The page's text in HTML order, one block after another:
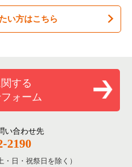
却物件の案件一覧
の案件一覧
却物件の案件一覧
案件一覧
き売却物件の案件一覧
案件一覧
居抜き売却物件の案件一覧
案件一覧
案件一覧
の案件一覧
の案件一覧
い方はこちら
する
ォーム
い合わせ先
2190
日・祝祭日を除く）